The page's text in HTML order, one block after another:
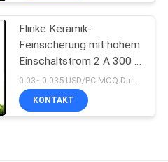
Flinke Keramik-
Feinsicherung mit hohem
Einschaltstrom 2 A 300 V
6,1 x 2,5 mm SSF1200
KONTAKT